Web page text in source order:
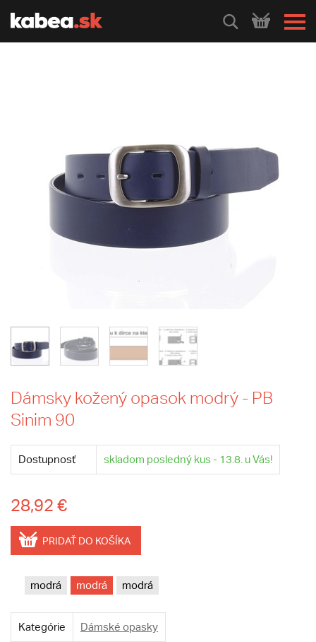
HLEDEJ
Dámsky kožený opasok modrý - PB
Sinim 90
Dostupnosť skladom posledný kus - 13.8. u Vás!
28,92 €
PRIDAŤ DO KOŠÍKA
modrá modrá modrá
Kategórie Dámské opasky